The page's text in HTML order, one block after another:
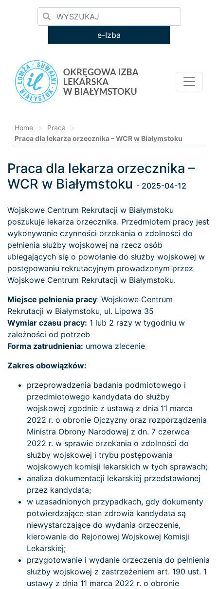
e-Izba
Home > Praca
>
Praca dla lekarza orzecznika – WCR w Białymstoku
Loading...
Praca dla lekarza orzecznika –
WCR w Białymstoku - 2025-04-12
Wojskowe Centrum Rekrutacji w Białymstoku
poszukuje lekarza orzecznika. Przedmiotem pracy jest
wykonywanie czynności orzekania o zdolności do
pełnienia służby wojskowej na rzecz osób
ubiegających się o powołanie do służby wojskowej w
postępowaniu rekrutacyjnym prowadzonym przez
Wojskowe Centrum Rekrutacji w Białymstoku.
Miejsce pełnienia pracy: Wojskowe Centrum
Rekrutacji w Białymstoku, ul. Lipowa 35
Wymiar czasu pracy: 1 lub 2 razy w tygodniu w
zależności od potrzeb
Forma zatrudnienia: umowa zlecenie
Zakres obowiązków:
przeprowadzenia badania podmiotowego i
przedmiotowego kandydata do służby
wojskowej zgodnie z ustawą z dnia 11 marca
2022 r. o obronie Ojczyzny oraz rozporządzenia
Ministra Obrony Narodowej z dn. 7 czerwca
2022 r. w sprawie orzekania o zdolności do
służby wojskowej i trybu postępowania
wojskowych komisji lekarskich w tych sprawach;
analiza dokumentacji lekarskiej przedstawionej
przez kandydata;
w uzasadnionych przypadkach, gdy dokumenty
potwierdzające stan zdrowia kandydata są
niewystarczające do wydania orzeczenie,
kierowanie do Rejonowej Wojskowej Komisji
Lekarskiej;
przygotowanie i wydanie orzeczenia do pełnienia
służby wojskowej z zastrzeżeniem art. 190 ust. 1
ustawy z dnia 11 marca 2022 r. o obronie